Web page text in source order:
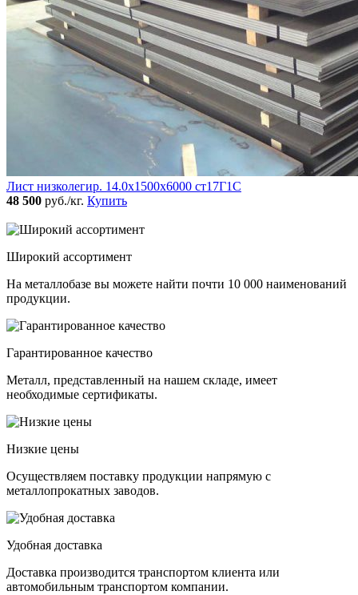
Лист низколегир. 14.0х1500х6000 ст17Г1С
48 500 руб./кг. Купить
Широкий ассортимент
На металлобазе вы можете найти почти 10 000 наименований
продукции.
Гарантированное качество
Металл, представленный на нашем складе, имеет
необходимые сертификаты.
Низкие цены
Осуществляем поставку продукции напрямую с
металлопрокатных заводов.
Удобная доставка
Доставка производится транспортом клиента или
автомобильным транспортом компании.